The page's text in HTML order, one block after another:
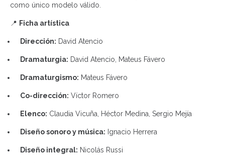
como único modelo válido.
📍 Ficha artística
Dirección: David Atencio
Dramaturgia: David Atencio, Mateus Fávero
Dramaturgismo: Mateus Fávero
Co-dirección: Víctor Romero
Elenco: Claudia Vicuña, Héctor Medina, Sergio Mejía
Diseño sonoro y música: Ignacio Herrera
Diseño integral: Nicolás Russi